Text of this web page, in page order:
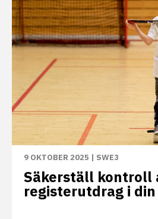
9 OKTOBER 2025 | SWE3
Säkerställ kontroll
registerutdrag i